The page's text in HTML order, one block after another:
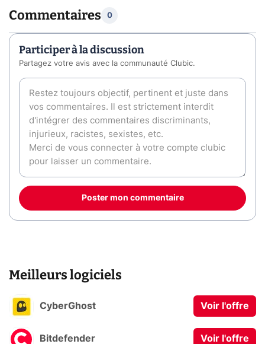
Commentaires 0
Participer à la discussion
Partagez votre avis avec la communauté Clubic.
Poster mon commentaire
Meilleurs logiciels
CyberGhost Voir l'offre
Bitdefender Voir l'offre